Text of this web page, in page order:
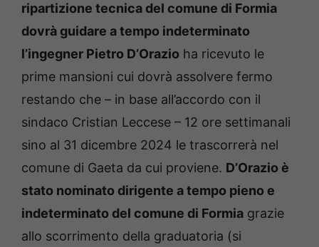
ripartizione tecnica del comune di Formia
dovrà guidare a tempo indeterminato
l’ingegner Pietro D’Orazio ha ricevuto le
prime mansioni cui dovrà assolvere fermo
restando che – in base all’accordo con il
sindaco Cristian Leccese – 12 ore settimanali
sino al 31 dicembre 2024 le trascorrerà nel
comune di Gaeta da cui proviene. D’Orazio è
stato nominato dirigente a tempo pieno e
indeterminato del comune di Formia grazie
allo scorrimento della graduatoria (si